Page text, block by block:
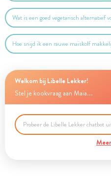
Wat is een goed vegetarisch alternatief
Hoe snijd ik een rauwe maïskolf
Welkom bij Libelle Lekker!
Stel je kookvraag aan Maia...